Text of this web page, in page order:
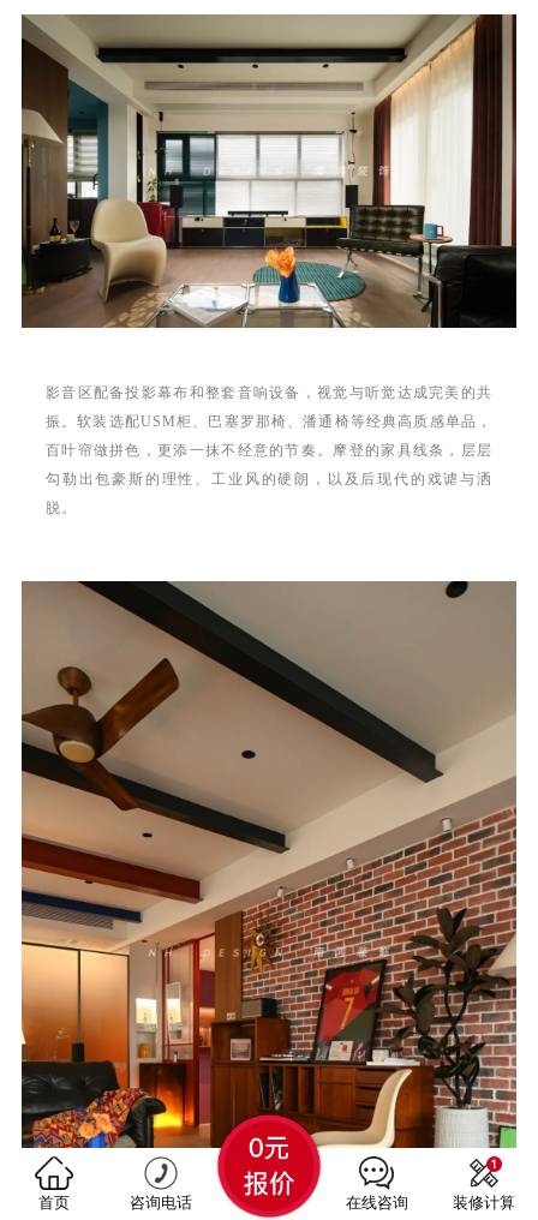
影音区配备投影幕布和整套音响设备，视觉与听觉达成完美的共
振。软装选配USM柜、巴塞罗那椅、潘通椅等经典高质感单品，
百叶帘做拼色，更添一抹不经意的节奏。摩登的家具线条，层层
勾勒出包豪斯的理性、工业风的硬朗，以及后现代的戏谑与洒
脱。
首页 咨询电话 在线咨询 装修计算